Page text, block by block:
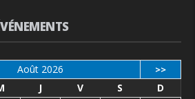
Août 2026 >>
J V S
D